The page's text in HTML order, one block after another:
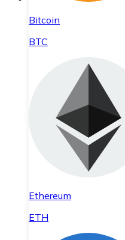
Bitcoin
BTC
Ethereum
ETH